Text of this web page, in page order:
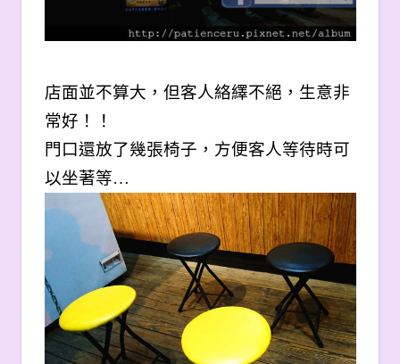
店面並不算大，但客人絡繹不絕，生意非
常好！！
門口還放了幾張椅子，方便客人等待時可
以坐著等…